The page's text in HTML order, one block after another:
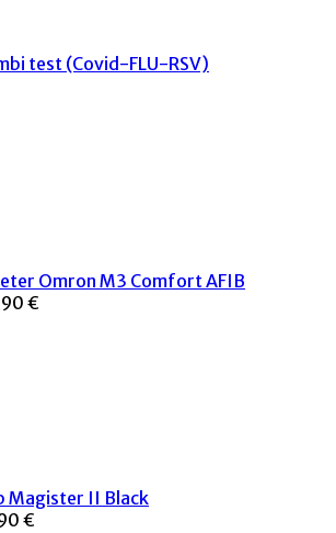
test (Covid-FLU-RSV)
Omron M3 Comfort AFIB
€
Magister II Black
€